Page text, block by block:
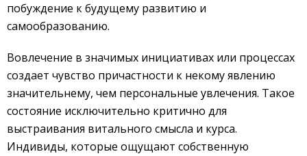
побуждение к будущему развитию и
самообразованию.
Вовлечение в значимых инициативах или процессах
создает чувство причастности к некому явлению
значительнему, чем персональные увлечения. Такое
состояние исключительно критично для
выстраивания витального смысла и курса.
Индивиды, которые ощущают собственную